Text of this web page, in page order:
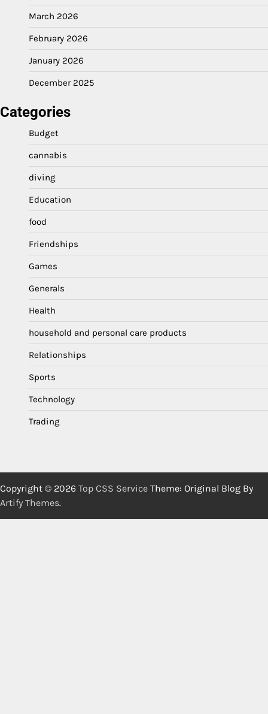
March 2026
February 2026
January 2026
December 2025
Categories
Budget
cannabis
diving
Education
food
Friendships
Games
Generals
Health
household and personal care products
Relationships
Sports
Technology
Trading
Copyright © 2026 Top CSS Service Theme: Original Blog By
Artify Themes.